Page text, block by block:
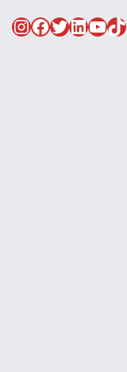
InstagramFacebook Twitter LinkedIn YouTube TikTok